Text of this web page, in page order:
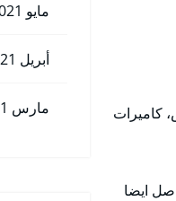
كاميرات
التواصل ايضا
مايو 2021
أبريل 2021
مارس 2021